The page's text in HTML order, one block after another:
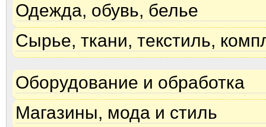
Одежда, обувь, белье
Сырье, ткани, текстиль,
Оборудование и обработка
Магазины, мода и стиль